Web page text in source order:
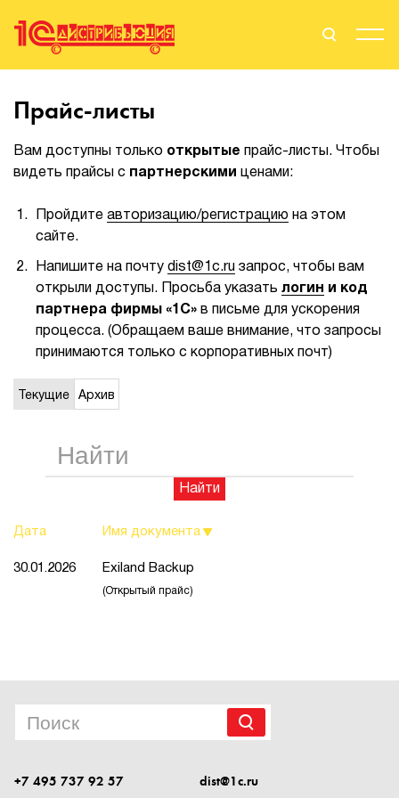
Поиск
Вендоры
Партнерам
События
Сервисы для партнеров
Прайс-листы
Вам доступны только открытые прайс-листы. Чтобы
видеть прайсы с партнерскими ценами:
Пройдите авторизацию/регистрацию на этом
сайте.
Напишите на почту dist@1c.ru запрос, чтобы вам
открыли доступы. Просьба указать логин
и код
партнера фирмы «1С» в письме для ускорения
процесса. (Обращаем ваше внимание, что запросы
принимаются только с корпоративных почт)
Текущие Архив
Найти
Дата Имя документа
30.01.2026 Exiland Backup
(Открытый прайс)
+7 495 737 92 57 dist@1c.ru